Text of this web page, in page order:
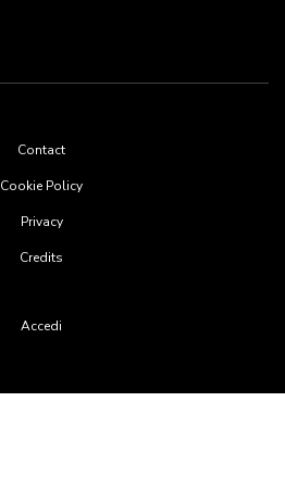
Contact
Cookie Policy
Privacy
Credits
Accedi